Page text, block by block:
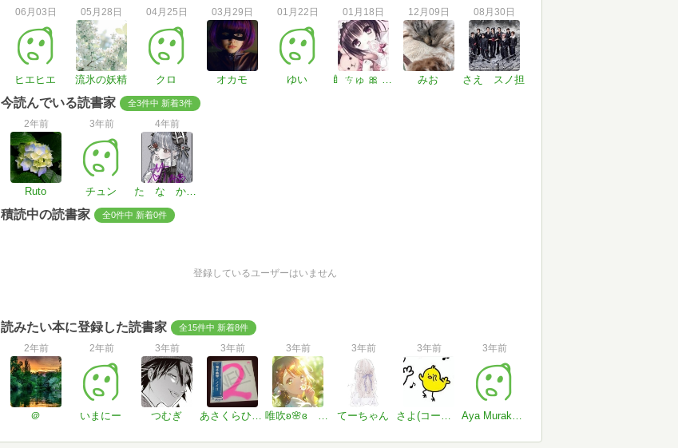
06月03日
ヒエヒエ
05月28日
流氷の妖精
04月25日
クロ
03月29日
オカモ
01月22日
ゆい
01月18日
🍼 ㄘゅ 🎀 ＠尊い
12月09日
みお
08月30日
さえ スノ担
今読んでいる読書家 全3件中 新着3件
2年前
Ruto
3年前
チュン
4年前
た な か み 〜 あ 🌱 🖤
積読中の読書家 全0件中 新着0件
登録しているユーザーはいません
読みたい本に登録した読書家 全15件中 新着8件
2年前
＠
2年前
いまにー
3年前
つむぎ
3年前
あさくらひさいち
3年前
唯吹ʚ🌸ɞ @中学受験終 @流行りについていけるか心配
3年前
てーちゃん
3年前
さよ(コードネーム34⛄❄🌏）#しのさんとペア画中
3年前
Aya Murakami